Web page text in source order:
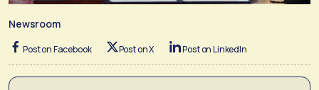
Newsroom
Post on Facebook Post on X Post on LinkedIn